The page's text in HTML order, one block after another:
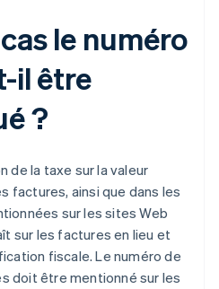
le numéro
il être
?
de la taxe sur la valeur
factures, ainsi que dans les
sur les sites Web
sur les factures en lieu et
fiscale. Le numéro de
doit être mentionné sur les